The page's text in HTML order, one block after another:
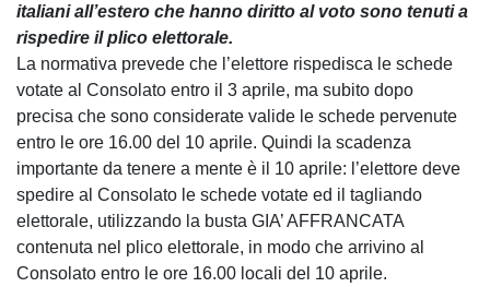
italiani all’estero che hanno diritto al voto sono tenuti a
rispedire il plico elettorale.
La normativa prevede che l’elettore rispedisca le schede
votate al Consolato entro il 3 aprile, ma subito dopo
precisa che sono considerate valide le schede pervenute
entro le ore 16.00 del 10 aprile. Quindi la scadenza
importante da tenere a mente è il 10 aprile: l’elettore deve
spedire al Consolato le schede votate ed il tagliando
elettorale, utilizzando la busta GIA’ AFFRANCATA
contenuta nel plico elettorale, in modo che arrivino al
Consolato entro le ore 16.00 locali del 10 aprile.